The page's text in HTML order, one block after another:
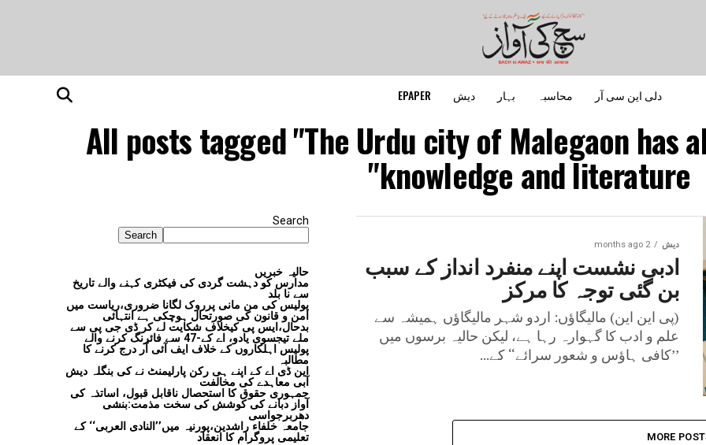
دلی این سی آر محاسبہ بہار دیش EPAPER
All posts tagged "The Urdu city of Malegaon has
knowledge and literature"
دیش 2 months ago
ادبی نشست اپنے منفرد انداز کے سبب
بن گئی توجہ کا مرکز
(پی این این) مالیگاؤں: اردو شہر مالیگاؤں ہمیشہ سے
علم و ادب کا گہوارہ رہا ہے، لیکن حالیہ برسوں میں
’’کافی ہاؤس و شعور سرائے‘‘ کے...
MORE
Search
Search
حالیہ خبریں
مدارس کو دہشت گردی کی فیکٹری کہنے والے تاریخ
سے نا بلد
پولیس کی من مانی پرروک لگانا ضروری،ریاست میں
امن و قانون کی صورتحال ہوچکی ہے انتہائی
بدحال،ایس پی کیخلاف شکایت لے کر ڈی جی پی سے
ملے تیجسوی یادو، اے کے-47 سے فائرنگ کرنے والے
پولیس اہلکاروں کے خلاف ایف آئی آر درج کرنے کا
مطالبہ
این ڈی اے کے اپنے ہی رکن پارلیمنٹ نے کی بنگلہ دیش
آبی معاہدے کی مخالفت
جمہوری حقوق کا استحصال ناقابل قبول، اساتذہ کی
آواز دبانے کی کوشش کی سخت مذمت:بنشی
دھربرجواسی
جامعہ خلفاء راشدین،پورنیہ میں’’النادی العربی‘‘ کے
تعلیمی پروگرام کا انعقاد